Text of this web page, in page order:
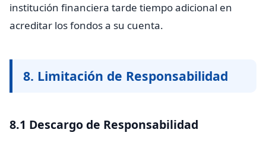
institución financiera tarde tiempo adicional en
acreditar los fondos a su cuenta.
8. Limitación de Responsabilidad
8.1 Descargo de Responsabilidad